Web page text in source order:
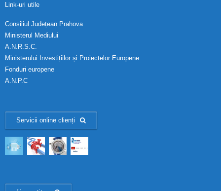
Link-uri utile
Consiliul Județean Prahova
Ministerul Mediului
A.N.R.S.C.
Ministerului Investițiilor și Proiectelor Europene
Fonduri europene
A.N.P.C
Servicii online clienți